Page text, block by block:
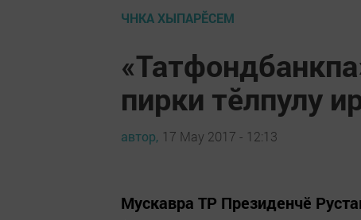
ЧНКА ХЫПАРӖСЕМ
пирки тӗлпулу
автор, 17 May 2017 - 12:13
Мускавра ТР Президенчӗ